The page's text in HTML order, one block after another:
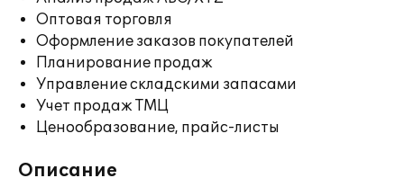
Оптовая торговля
Оформление заказов покупателей
Планирование продаж
Управление складскими запасами
Учет продаж ТМЦ
Ценообразование, прайс-листы
Описание